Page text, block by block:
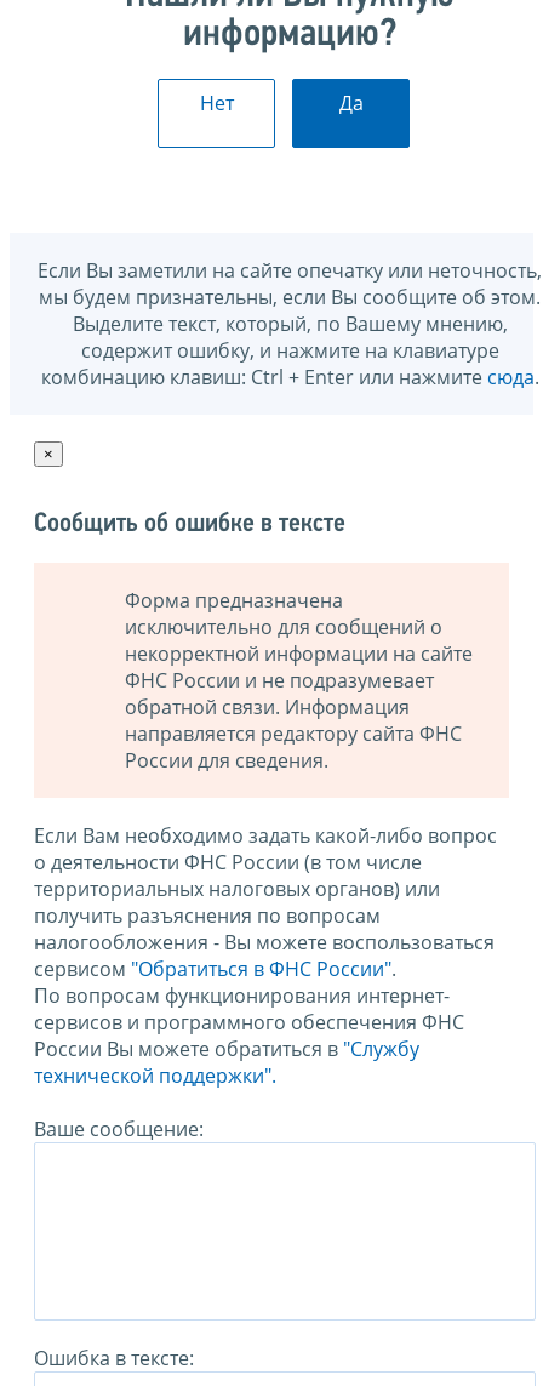
информацию?
Нет Да
Если Вы заметили на сайте опечатку или неточность,
мы будем признательны, если Вы сообщите об этом.
Выделите текст, который, по Вашему мнению,
содержит ошибку, и нажмите на клавиатуре
комбинацию клавиш: Ctrl + Enter или нажмите сюда.
×
Сообщить об ошибке в тексте
Форма предназначена
исключительно для сообщений о
некорректной информации на сайте
ФНС России и не подразумевает
обратной связи. Информация
направляется редактору сайта ФНС
России для сведения.
Если Вам необходимо задать какой-либо вопрос
о деятельности ФНС России (в том числе
территориальных налоговых органов) или
получить разъяснения по вопросам
налогообложения - Вы можете воспользоваться
сервисом "Обратиться в ФНС России".
По вопросам функционирования интернет-
сервисов и программного обеспечения ФНС
России Вы можете обратиться в "Службу
технической поддержки".
Ваше сообщение:
Ошибка в тексте: